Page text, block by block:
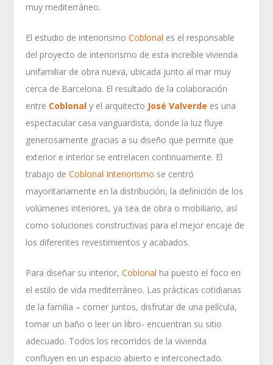
muy mediterráneo.
El estudio de interiorismoCoblonal es el responsable
del proyecto de interiorismo de esta increíble vivienda
unifamiliar de obra nueva, ubicada junto al mar muy
cerca de Barcelona. El resultado de la colaboración
entre Coblonaly el arquitecto José Valverde es una
espectacular casa vanguardista, donde la luz fluye
generosamente gracias a su diseño que permite que
exterior e interior se entrelacen continuamente. El
trabajo deCoblonal Interiorismo se centró
mayoritariamente en la distribución, la definición de los
volúmenes interiores, ya sea de obra o mobiliario, así
como soluciones constructivas para el mejor encaje de
los diferentes revestimientos y acabados.
Para diseñar su interior,Coblonal ha puesto el foco en
el estilo de vida mediterráneo. Las prácticas cotidianas
de la familia – comer juntos, disfrutar de una película,
tomar un baño o leer un libro- encuentran su sitio
adecuado. Todos los recorridos de la vivienda
confluyen en un espacio abierto e interconectado.